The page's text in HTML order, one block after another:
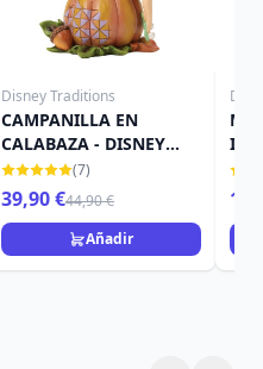
Disney Traditions
CAMPANILLA EN
CALABAZA - DISNEY
TRADITIONS
(7)
39,90 €44,90 €
Añadir
IN